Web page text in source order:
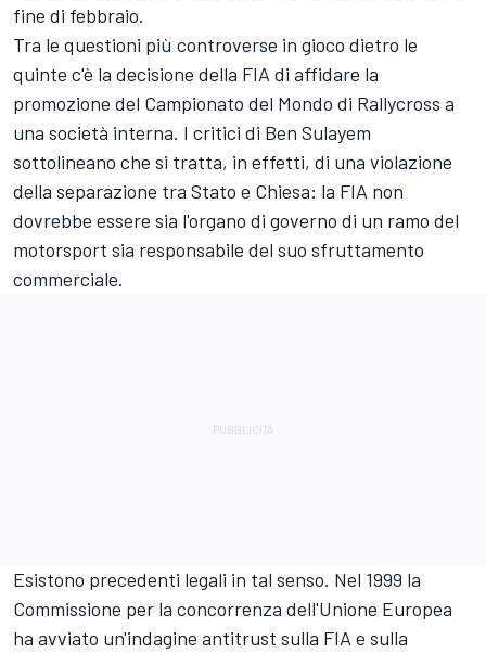
fine di febbraio.
Tra le questioni più controverse in gioco dietro le
quinte c'è la decisione della FIA di affidare la
promozione del Campionato del Mondo di Rallycross a
una società interna. I critici di Ben Sulayem
sottolineano che si tratta, in effetti, di una violazione
della separazione tra Stato e Chiesa: la FIA non
dovrebbe essere sia l'organo di governo di un ramo del
motorsport sia responsabile del suo sfruttamento
commerciale.
Esistono precedenti legali in tal senso. Nel 1999 la
Commissione per la concorrenza dell'Unione Europea
ha avviato un'indagine antitrust sulla FIA e sulla